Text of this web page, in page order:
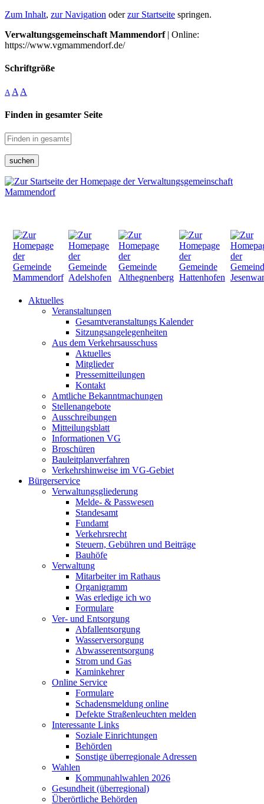
Zum Inhalt, zur Navigation oderzur Startseite springen.
Verwaltungsgemeinschaft Mammendorf| Online:
https://www.vgmammendorf.de/
Schriftgröße
A A A
Finden in gesamter Seite
suchen
Aktuelles
Veranstaltungen
Gesamtveranstaltungs Kalender
Sitzungsangelegenheiten
Aus dem Verkehrsausschuss
Aktuelles
Mitglieder
Pressemitteilungen
Kontakt
Amtliche Bekanntmachungen
Stellenangebote
Ausschreibungen
Mitteilungsblatt
Informationen VG
Broschüren
Bauleitplanverfahren
Verkehrshinweise im VG-Gebiet
Bürgerservice
Verwaltungsgliederung
Melde- & Passwesen
Standesamt
Fundamt
Verkehrsrecht
Steuern, Gebühren und Beiträge
Bauhöfe
Verwaltung
Mitarbeiter im Rathaus
Organigramm
Was erledige ich wo
Formulare
Ver- und Entsorgung
Abfallentsorgung
Wasserversorgung
Abwasserentsorgung
Strom und Gas
Kaminkehrer
Online Service
Formulare
Schadensmeldung online
Defekte Straßenleuchten melden
Interessante Links
Soziale Einrichtungen
Behörden
Sonstige überregionale Adressen
Wahlen
Kommunahlwahlen 2026
Gesundheit (überregional)
Überörtliche Behörden